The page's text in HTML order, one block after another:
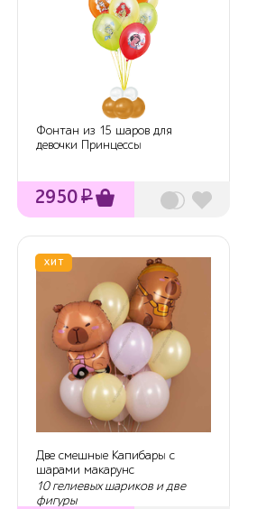
Фонтан из 15 шаров для
девочки Принцессы
2950₽
ХИТ
Две смешные Капибары с
шарами макарунс
10 гелиевых шариков и две
фигуры